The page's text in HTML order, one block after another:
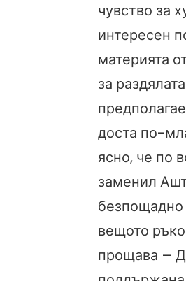
чувство за
интересен
материята
за
доста по-
ясно, че по
заменил
безпощадно
вещото
прощава –